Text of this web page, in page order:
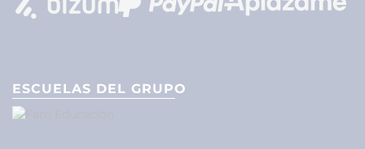
ESCUELAS DEL GRUPO